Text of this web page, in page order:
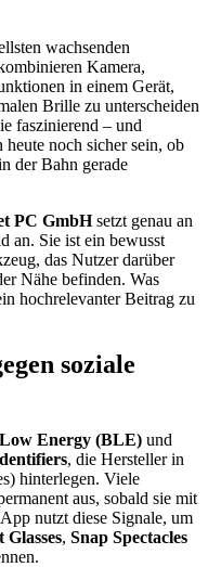
wachsenden
Kamera,
in einem Gerät,
Brille zu unterscheiden
faszinierend – und
noch sicher sein, ob
der Bahn gerade
PC GmbHsetzt genau an
an. Sie ist ein bewusst
das Nutzer darüber
Nähe befinden. Was
hochrelevanter Beitrag zu
soziale
Energy (BLE) und
, die Hersteller in
hinterlegen. Viele
aus, sobald sie mit
nutzt diese Signale, um
, Snap Spectacles